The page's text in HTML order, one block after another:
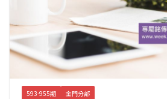
593-955期 金門分部